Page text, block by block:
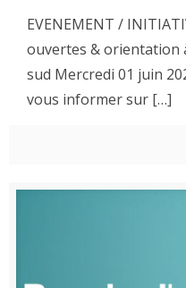
EVENEMENT /
ouvertes & orientation
sud Mercredi 01 juin
vous informer sur […]